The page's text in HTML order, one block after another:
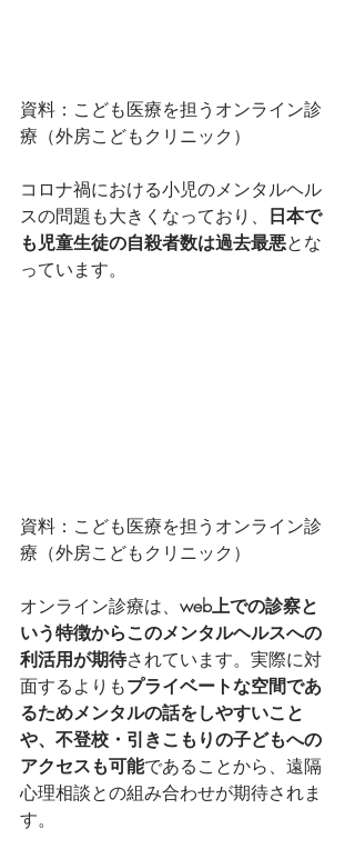
資料：こども医療を担うオンライン診
療（外房こどもクリニック）
コロナ禍における小児のメンタルヘル
スの問題も大きくなっており、 日本で
も児童生徒の自殺者数は過去最悪とな
っています。
資料：こども医療を担うオンライン診
療（外房こどもクリニック）
オンライン診療は、 web上での診察と
いう特徴からこのメンタルヘルスへの
利活用が期待されています。実際に対
面するよりもプライベートな空間であ
るためメンタルの話をしやすいこと
や、不登校・引きこもりの子どもへの
アクセスも可能であることから、遠隔
心理相談との組み合わせが期待されま
す。